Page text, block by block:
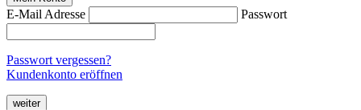
E-Mail Adresse Passwort
Passwort vergessen?
Kundenkonto eröffnen
weiter